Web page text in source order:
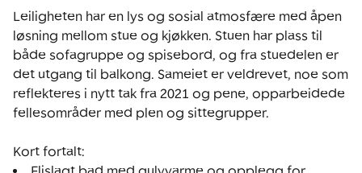
Leiligheten har en lys og sosial atmosfære med åpen
løsning mellom stue og kjøkken. Stuen har plass til
både sofagruppe og spisebord, og fra stuedelen er
det utgang til balkong. Sameiet er veldrevet, noe som
reflekteres i nytt tak fra 2021 og pene, opparbeidede
fellesområder med plen og sittegrupper.